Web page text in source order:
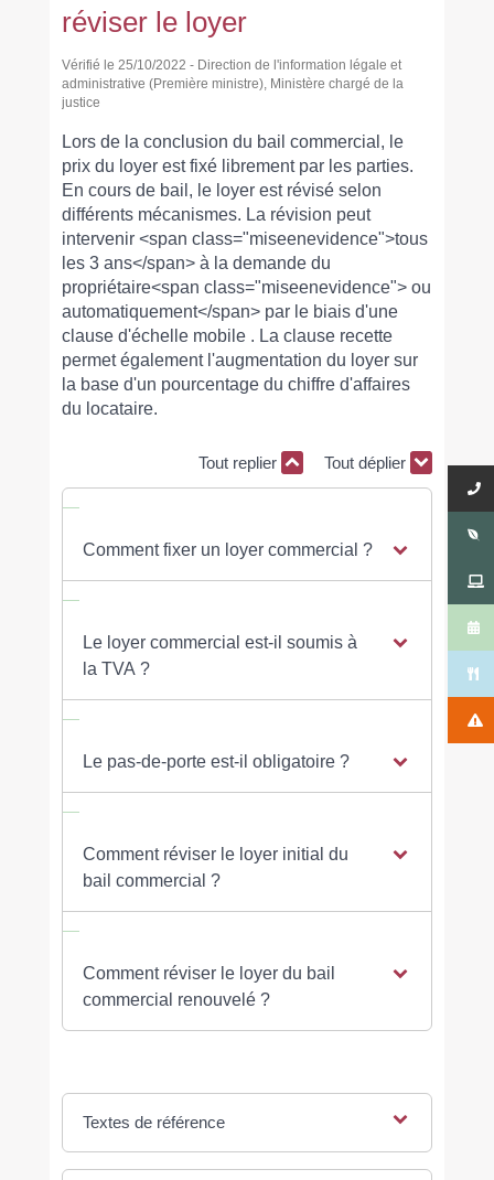
réviser le loyer
Vérifié le 25/10/2022 - Direction de l'information légale et
administrative (Première ministre), Ministère chargé de la
justice
Lors de la conclusion du bail commercial, le
prix du loyer est fixé librement par les parties.
En cours de bail, le loyer est révisé selon
différents mécanismes. La révision peut
intervenir <span class="miseenevidence">tous
les 3 ans</span> à la demande du
propriétaire<span class="miseenevidence"> ou
automatiquement</span> par le biais d'une
clause d'échelle mobile . La clause recette
permet également l'augmentation du loyer sur
la base d'un pourcentage du chiffre d'affaires
du locataire.
Tout replier Tout déplier
Comment fixer un loyer commercial ?
Le loyer commercial est-il soumis à
la TVA ?
Le pas-de-porte est-il obligatoire ?
Comment réviser le loyer initial du
bail commercial ?
Comment réviser le loyer du bail
commercial renouvelé ?
Textes de référence